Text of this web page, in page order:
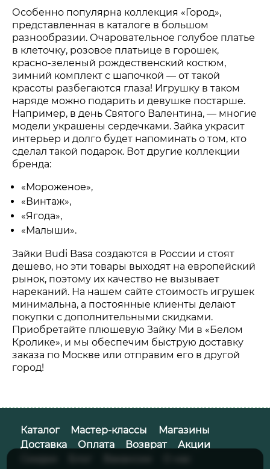
Особенно популярна коллекция «Город»,
представленная в каталоге в большом
разнообразии. Очаровательное голубое платье
в клеточку, розовое платьице в горошек,
красно-зеленый рождественский костюм,
зимний комплект с шапочкой — от такой
красоты разбегаются глаза! Игрушку в таком
наряде можно подарить и девушке постарше.
Например, в день Святого Валентина, — многие
модели украшены сердечками. Зайка украсит
интерьер и долго будет напоминать о том, кто
сделал такой подарок. Вот другие коллекции
бренда:
«Мороженое»,
«Винтаж»,
«Ягода»,
«Малыши».
Зайки Budi Basa создаются в России и стоят
дешево, но эти товары выходят на европейский
рынок, поэтому их качество не вызывает
нареканий. На нашем сайте стоимость игрушек
минимальна, а постоянные клиенты делают
покупки с дополнительными скидками.
Приобретайте плюшевую Зайку Ми в «Белом
Кролике», и мы обеспечим быструю доставку
заказа по Москве или отправим его в другой
город!
Каталог Мастер-классы
Магазины
Доставка
Оплата Возврат
Акции